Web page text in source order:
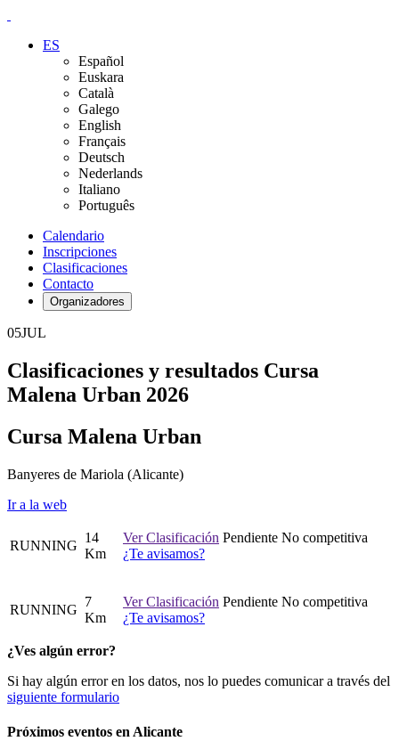
ES
Español
Euskara
Català
Galego
English
Français
Deutsch
Nederlands
Italiano
Português
Calendario
Inscripciones
Clasificaciones
Contacto
Organizadores
05JUL
Clasificaciones y resultados Cursa
Malena Urban 2026
Cursa Malena Urban
Banyeres de Mariola (Alicante)
Ir a la web
RUNNING
14
Km
Ver Clasificación Pendiente No competitiva
¿Te avisamos?
RUNNING
7
Km
Ver Clasificación Pendiente No competitiva
¿Te avisamos?
¿Ves algún error?
Si hay algún error en los datos, nos lo puedes comunicar a través del
siguiente formulario
Próximos eventos en Alicante